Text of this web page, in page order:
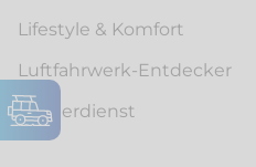
Lifestyle & Komfort
Luftfahrwerk-Entdecker
Winterdienst